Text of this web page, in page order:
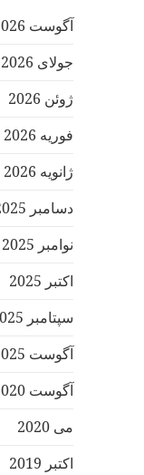
آگوست 2026
جولای 2026
ژوئن 2026
فوریه 2026
ژانویه 2026
دسامبر 2025
نوامبر 2025
اکتبر 2025
سپتامبر 2025
آگوست 2025
آگوست 2020
می 2020
اکتبر 2019